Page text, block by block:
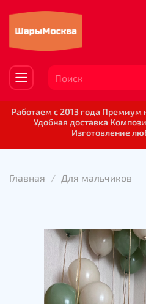
Работаем с 2013 года Премиум
Удобная доставка
Изготовление
Главная Для мальчиков